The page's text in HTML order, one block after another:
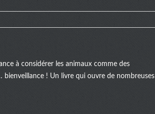
à considérer les animaux comme des
bienveillance ! Un livre qui ouvre de nombreuses